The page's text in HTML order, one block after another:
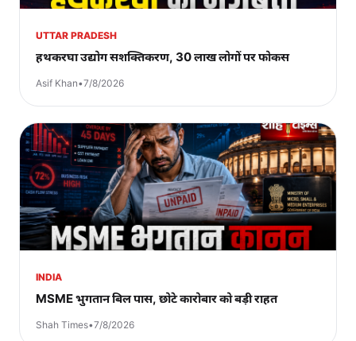
UTTAR PRADESH
हथकरघा उद्योग सशक्तिकरण, 30 लाख लोगों पर फोकस
Asif Khan•7/8/2026
INDIA
MSME भुगतान बिल पास, छोटे कारोबार को बड़ी राहत
Shah Times•7/8/2026